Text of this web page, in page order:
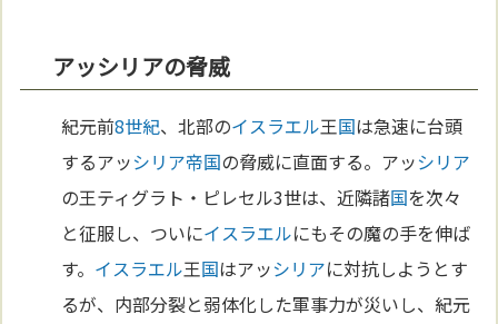
アッシリアの脅威
紀元前8世紀、北部のイスラエル王国は急速に台頭
するアッシリア帝国の脅威に直面する。アッシリア
の王ティグラト・ピレセル3世は、近隣諸国を次々
と征服し、ついにイスラエルにもその魔の手を伸ば
す。 イスラエル王国はアッシリアに対抗しようとす
るが、内部分裂と弱体化した軍事力が災いし、紀元